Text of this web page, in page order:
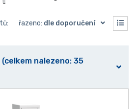
řazeno: dle doporučení
nalezeno: 35